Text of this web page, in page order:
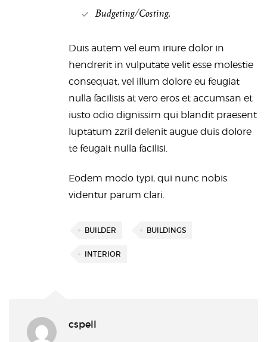
Budgeting/Costing.
Duis autem vel eum iriure dolor in
hendrerit in vulputate velit esse molestie
consequat, vel illum dolore eu feugiat
nulla facilisis at vero eros et accumsan et
iusto odio dignissim qui blandit praesent
luptatum zzril delenit augue duis dolore
te feugait nulla facilisi.
Eodem modo typi, qui nunc nobis
videntur parum clari.
BUILDER BUILDINGS
INTERIOR
cspell